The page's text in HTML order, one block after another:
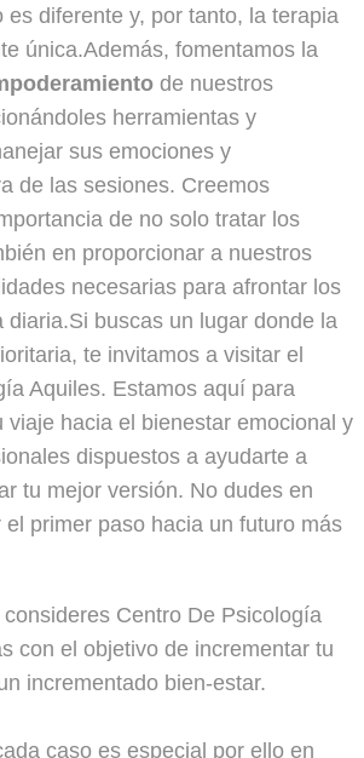
es diferente y, por tanto, la terapia
única.Además, fomentamos la
de nuestros
herramientas y
sus emociones y
de las sesiones. Creemos
de no solo tratar los
en proporcionar a nuestros
necesarias para afrontar los
diaria.Si buscas un lugar donde la
te invitamos a visitar el
Aquiles. Estamos aquí para
viaje hacia el bienestar emocional y
dispuestos a ayudarte a
tu mejor versión. No dudes en
primer paso hacia un futuro más
Centro De Psicología
con el objetivo de incrementar tu
incrementado bien-estar.
caso es especial por ello en